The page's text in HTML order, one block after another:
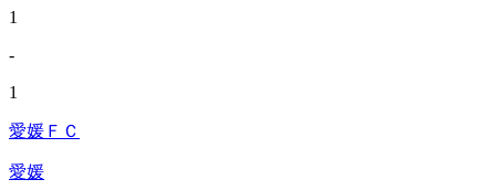
1
-
1
愛媛ＦＣ
愛媛